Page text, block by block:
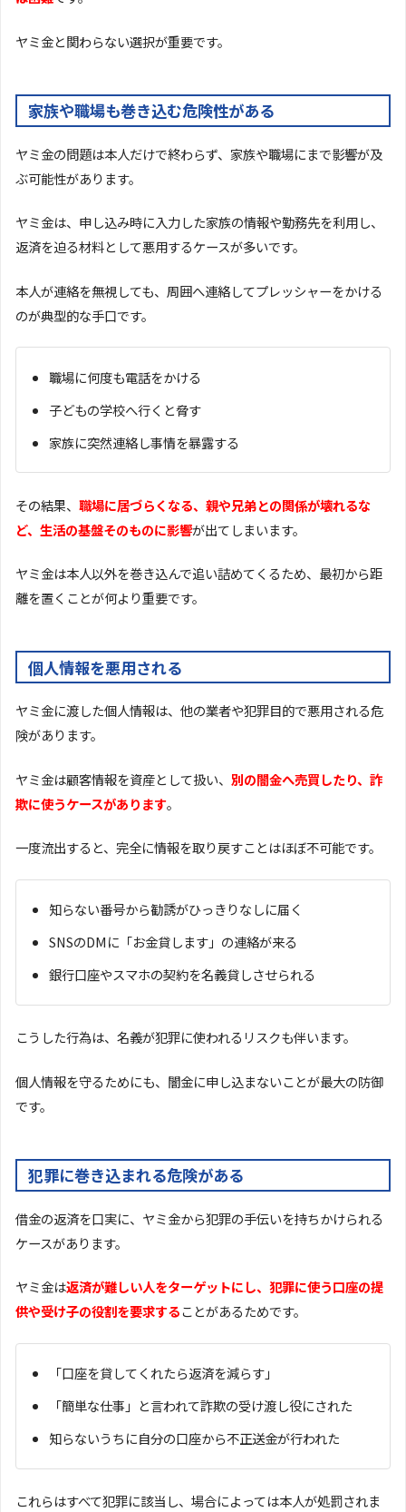
ヤミ金と関わらない選択が重要です。
家族や職場も巻き込む危険性がある
ヤミ金の問題は本人だけで終わらず、家族や職場にまで影響が及
ぶ可能性があります。
ヤミ金は、申し込み時に入力した家族の情報や勤務先を利用し、
返済を迫る材料として悪用するケースが多いです。
本人が連絡を無視しても、周囲へ連絡してプレッシャーをかける
のが典型的な手口です。
職場に何度も電話をかける
子どもの学校へ行くと脅す
家族に突然連絡し事情を暴露する
その結果、 職場に居づらくなる、親や兄弟との関係が壊れるな
ど、生活の基盤そのものに影響が出てしまいます。
ヤミ金は本人以外を巻き込んで追い詰めてくるため、最初から距
離を置くことが何より重要です。
個人情報を悪用される
ヤミ金に渡した個人情報は、他の業者や犯罪目的で悪用される危
険があります。
ヤミ金は顧客情報を資産として扱い、 別の闇金へ売買したり、詐
欺に使うケースがあります。
一度流出すると、完全に情報を取り戻すことはほぼ不可能です。
知らない番号から勧誘がひっきりなしに届く
SNSのDMに「お金貸します」の連絡が来る
銀行口座やスマホの契約を名義貸しさせられる
こうした行為は、名義が犯罪に使われるリスクも伴います。
個人情報を守るためにも、闇金に申し込まないことが最大の防御
です。
犯罪に巻き込まれる危険がある
借金の返済を口実に、ヤミ金から犯罪の手伝いを持ちかけられる
ケースがあります。
ヤミ金は返済が難しい人をターゲットにし、犯罪に使う口座の提
供や受け子の役割を要求することがあるためです。
「口座を貸してくれたら返済を減らす」
「簡単な仕事」と言われて詐欺の受け渡し役にされた
知らないうちに自分の口座から不正送金が行われた
これらはすべて犯罪に該当し、場合によっては本人が処罰されま